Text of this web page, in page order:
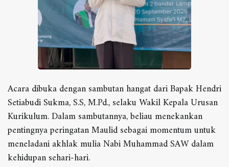
Acara dibuka dengan sambutan hangat dari Bapak Hendri
Setiabudi Sukma, S.S, M.Pd., selaku Wakil Kepala Urusan
Kurikulum. Dalam sambutannya, beliau menekankan
pentingnya peringatan Maulid sebagai momentum untuk
meneladani akhlak mulia Nabi Muhammad SAW dalam
kehidupan sehari-hari.